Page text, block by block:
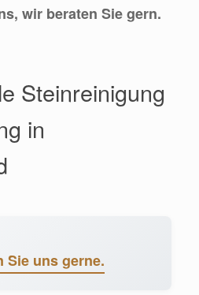
wir beraten Sie gern.
Steinreinigung
in
Sie uns gerne.